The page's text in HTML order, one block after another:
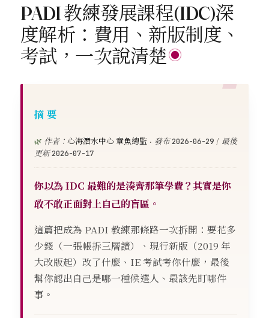
PADI 教練發展課程(IDC)深
度解析：費用、新版制度、
考試，一次說清楚
摘要
🌿 作者： 心海潛水中心 章魚總監 · 發布2026-06-29 | 最後
更新2026-07-17
你以為 IDC 最難的是湊齊那筆學費？其實是你
敢不敢正面對上自己的盲區。
這篇把成為 PADI 教練那條路一次拆開：要花多
少錢（一張帳拆三層讀）、現行新版（2019 年
大改版起）改了什麼、IE 考試考你什麼，最後
幫你認出自己是哪一種候選人、最該先盯哪件
事。